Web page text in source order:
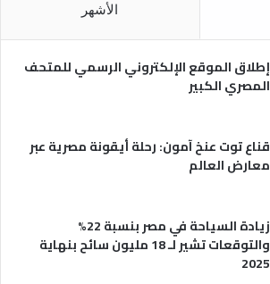
ر
الأشهر
إطلاق الموقع الإلكتروني الرسمي للمتحف
المصري الكبير
قناع توت عنخ آمون: رحلة أيقونة مصرية عبر
معارض العالم
زيادة السياحة في مصر بنسبة 22%
والتوقعات تشير لـ 18 مليون سائح بنهاية
2025